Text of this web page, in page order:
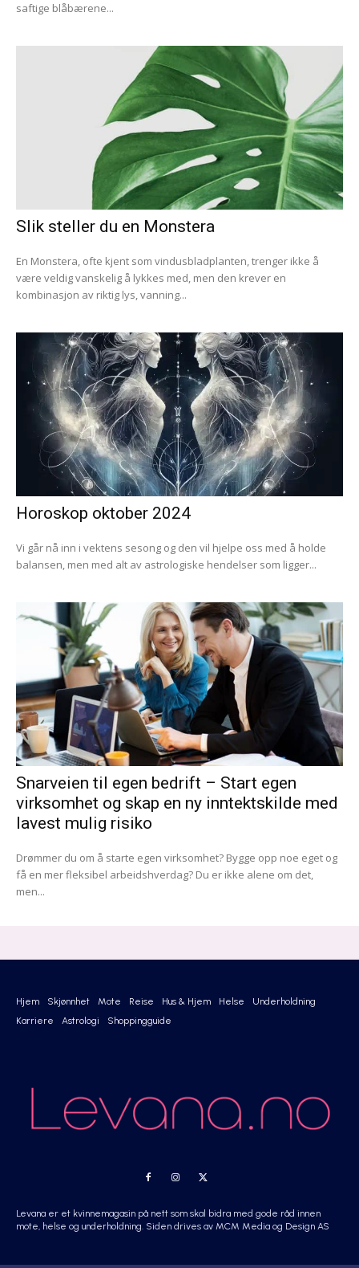
saftige blåbærene...
Slik steller du en Monstera
En Monstera, ofte kjent som vindusbladplanten, trenger ikke å
være veldig vanskelig å lykkes med, men den krever en
kombinasjon av riktig lys, vanning...
Horoskop oktober 2024
Vi går nå inn i vektens sesong og den vil hjelpe oss med å holde
balansen, men med alt av astrologiske hendelser som ligger...
Snarveien til egen bedrift – Start egen
virksomhet og skap en ny inntektskilde med
lavest mulig risiko
Drømmer du om å starte egen virksomhet? Bygge opp noe eget og
få en mer fleksibel arbeidshverdag? Du er ikke alene om det,
men...
Hjem Skjønnhet Mote Reise Hus & Hjem Helse
Underholdning
Karriere
Astrologi Shoppingguide
Levana er et kvinnemagasin på nett som skal bidra med gode råd innen
mote, helse og underholdning. Siden drives av MCM Media og Design AS